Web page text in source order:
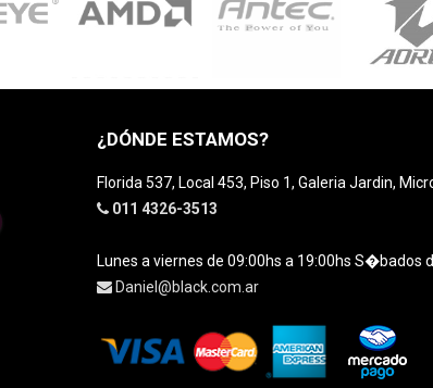
¿DÓNDE ESTAMOS?
Florida 537, Local 453, Piso 1, Galeria Jardin,
011 4326-3513
Lunes a viernes de 09:00hs a 19:00hs S�bados
Daniel@black.com.ar